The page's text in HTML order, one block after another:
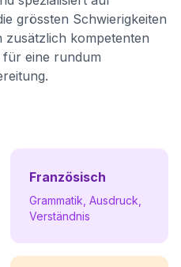
grössten Schwierigkeiten
zusätzlich kompetenten
eine rundum
Französisch
Grammatik, Ausdruck,
Verständnis